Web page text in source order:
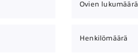
Ovien lukumäärä
Henkilömäärä